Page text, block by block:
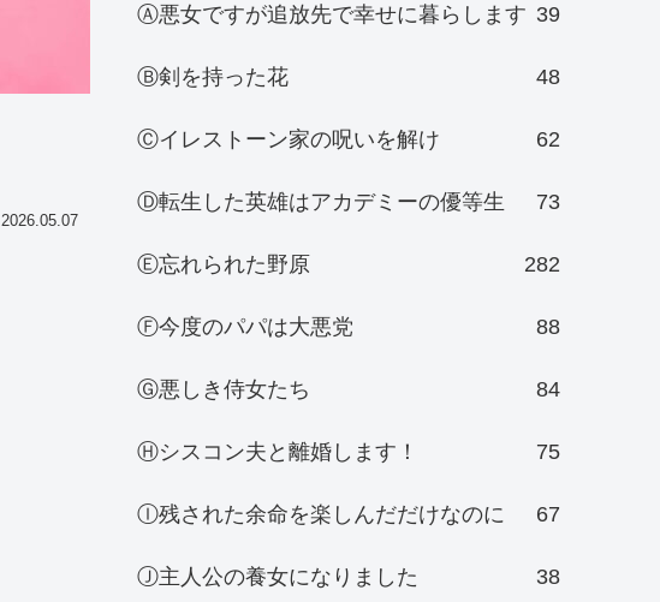
2026.05.07
Ⓐ悪女ですが追放先で幸せに暮らします 39
Ⓑ剣を持った花 48
Ⓒイレストーン家の呪いを解け 62
Ⓓ転生した英雄はアカデミーの優等生 73
Ⓔ忘れられた野原 282
Ⓕ今度のパパは大悪党 88
Ⓖ悪しき侍女たち 84
Ⓗシスコン夫と離婚します！ 75
Ⓘ残された余命を楽しんだだけなのに 67
Ⓙ主人公の養女になりました 38